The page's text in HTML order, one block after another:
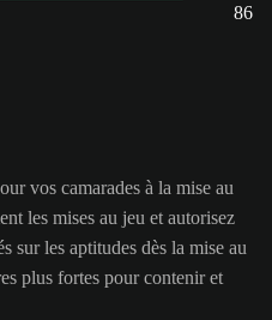
86
vos camarades à la mise au
les mises au jeu et autorisez
sur les aptitudes dès la mise au
plus fortes pour contenir et